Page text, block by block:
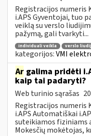
Registracijos numeris
i.APS Gyventojai, tuo
veiklą su verslo
pažymą, gali tvarkyti...
individuali veikla verslo
kategorijos:VMI
Ar galima pridėti
kaip tai padaryti?
Web turinio sąrašas
Registracijos numeris
i.APS Automatiškai
suteikiamos fiziniams
Mokesčių mokėtojas,